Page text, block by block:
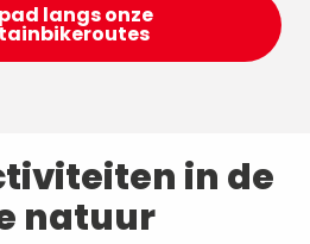
langs onze
in de
natuur